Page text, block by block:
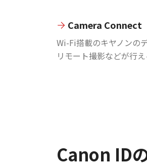
Camera Connect
Wi-Fi搭載のキヤノンの
リモート撮影などが行え
Canon ID